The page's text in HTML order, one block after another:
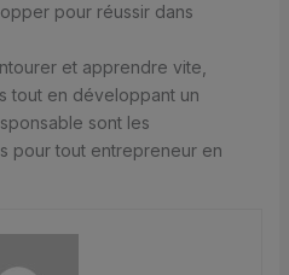
pour réussir dans
et apprendre vite,
tout en développant un
sont les
pour tout entrepreneur en